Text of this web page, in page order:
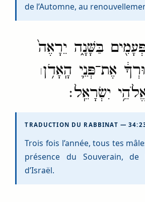
de l’Automne, au
בַּשָּׁנָ֑ה יֵרָאֶה֙
אֶת־פְּנֵ֛י הָֽאָדֹ֥ן׀
יִשְׂרָאֵֽל׃
TRADUCTION DU RABBINAT —
Trois fois l’année, tous tes
présence du Souverain, de
d’Israël.